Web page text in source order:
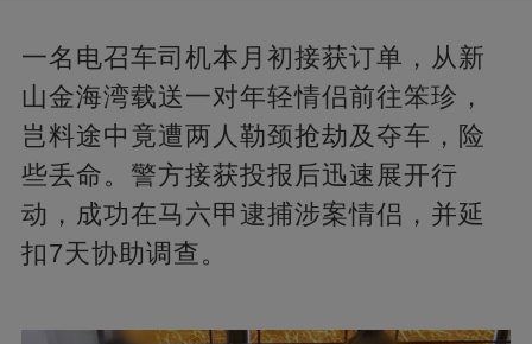
一名电召车司机本月初接获订单，从新
山金海湾载送一对年轻情侣前往笨珍，
岂料途中竟遭两人勒颈抢劫及夺车，险
些丢命。警方接获投报后迅速展开行
动，成功在马六甲逮捕涉案情侣，并延
扣7天协助调查。